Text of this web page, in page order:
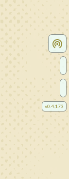
v0.4.173